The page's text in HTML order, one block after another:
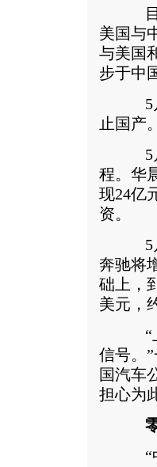
目
美国与
与美国
步于中
5月
止国产。
5月
程。华
现24亿
资。
5月
奔驰将
础上，
美元，
“上
信号。
国汽车
担心为
零
“中